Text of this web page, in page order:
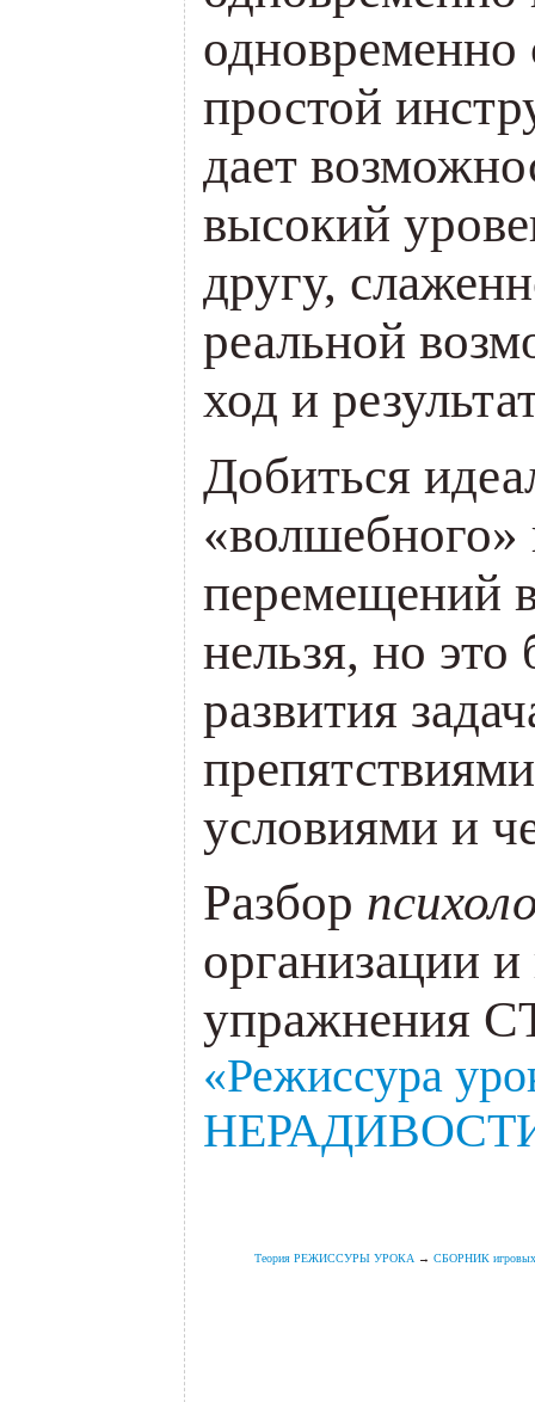
одновременно
простой
дает
высо­кий
другу,
реальной
ход и
Добиться
«волшебного»
перемещений
нельзя, но это
развития
условиями и
Разбор
организации
упражнения
«Режиссура
Теория РЕЖИССУРЫ УРОКА → СБОРНИК игровых